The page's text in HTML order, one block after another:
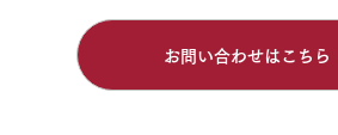
お問い合わせはこちら